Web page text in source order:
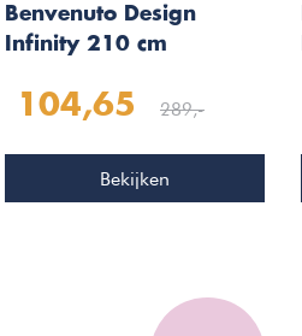
Benvenuto Design
Infinity 210 cm
Onder
104,65 289,-
Bekijken